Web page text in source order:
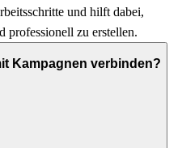
und hilft dabei,
professionell zu erstellen.
Kampagnen verbinden?